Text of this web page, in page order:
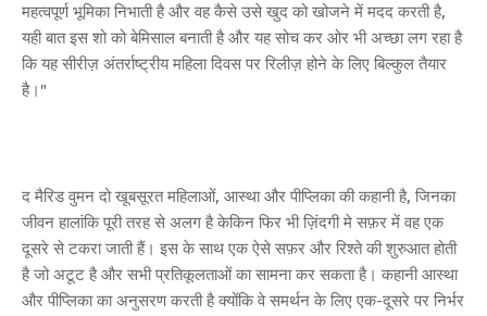
महत्वपूर्ण भूमिका निभाती है और वह कैसे उसे खुद को खोजने में मदद करती है,
यही बात इस शो को बेमिसाल बनाती है और यह सोच कर ओर भी अच्छा लग रहा है
कि यह सीरीज़ अंतर्राष्ट्रीय महिला दिवस पर रिलीज़ होने के लिए बिल्कुल तैयार
है।"
द मैरिड वुमन दो खूबसूरत महिलाओं, आस्था और पीप्लिका की कहानी है, जिनका
जीवन हालांकि पूरी तरह से अलग है केकिन फिर भी ज़िंदगी मे सफ़र में वह एक
दूसरे से टकरा जाती हैं। इस के साथ एक ऐसे सफ़र और रिश्ते की शुरुआत होती
है जो अटूट है और सभी प्रतिकूलताओं का सामना कर सकता है। कहानी आस्था
और पीप्लिका का अनुसरण करती है क्योंकि वे समर्थन के लिए एक-दूसरे पर निर्भर